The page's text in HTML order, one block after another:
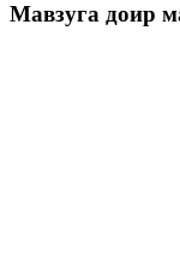
Мавзуга доир